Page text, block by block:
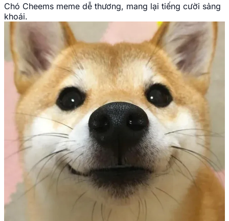
Chó Cheems meme dễ thương, mang lại tiếng cười sảng
khoái.